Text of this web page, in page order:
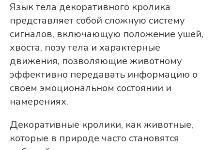
Язык тела декоративного кролика
представляет собой сложную систему
сигналов, включающую положение ушей,
хвоста, позу тела и характерные
движения, позволяющие животному
эффективно передавать информацию о
своем эмоциональном состоянии и
намерениях.
Декоративные кролики, как животные,
которые в природе часто становятся